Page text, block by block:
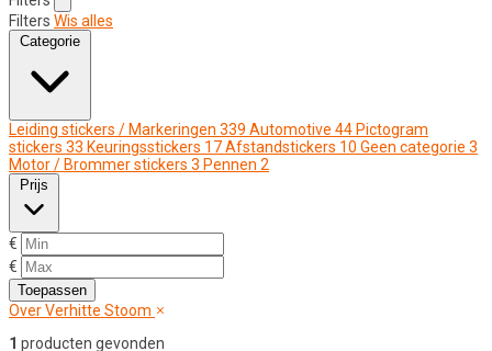
Filters Wis alles
Categorie
Leiding stickers / Markeringen 339 Automotive 44 Pictogram
stickers 33 Keuringsstickers 17Afstandstickers 10 Geen categorie 3
Motor / Brommer stickers 3 Pennen 2
Prijs
€
€
Toepassen
Over Verhitte Stoom
1 producten gevonden